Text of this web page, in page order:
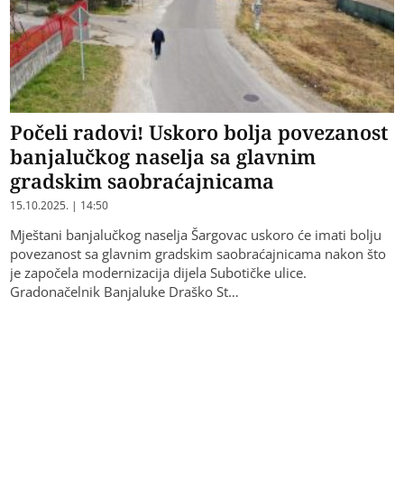
Počeli radovi! Uskoro bolja povezanost
banjalučkog naselja sa glavnim
gradskim saobraćajnicama
15.10.2025. | 14:50
Mještani banjalučkog naselja Šargovac uskoro će imati bolju
povezanost sa glavnim gradskim saobraćajnicama nakon što
je započela modernizacija dijela Subotičke ulice.
Gradonačelnik Banjaluke Draško St…